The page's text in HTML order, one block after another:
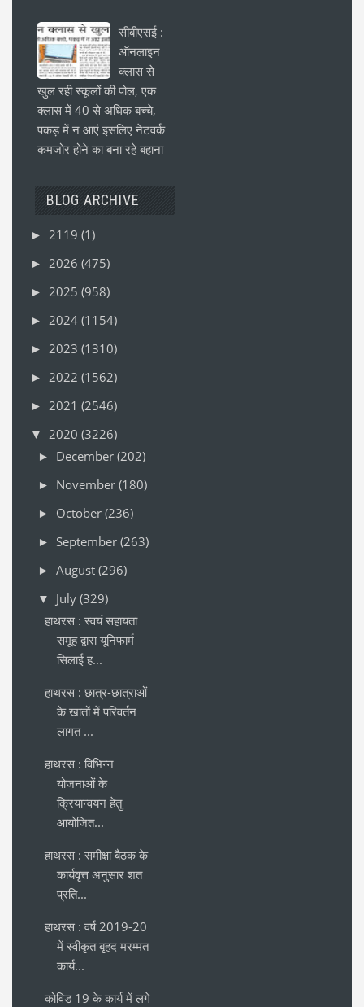
सीबीएसई :
ऑनलाइन
क्लास से
खुल रही स्कूलों की पोल, एक
क्लास में 40 से अधिक बच्चे,
पकड़ में न आएं इसलिए नेटवर्क
कमजोर होने का बना रहे बहाना
BLOG ARCHIVE
► 2119 (1)
► 2026 (475)
► 2025 (958)
► 2024 (1154)
► 2023 (1310)
► 2022 (1562)
► 2021 (2546)
▼ 2020 (3226)
► December (202)
► November (180)
► October (236)
► September (263)
► August (296)
▼ July (329)
हाथरस : स्वयं सहायता
समूह द्वारा यूनिफार्म
सिलाई ह...
हाथरस : छात्र-छात्राओं
के खातों में परिवर्तन
लागत ...
हाथरस : विभिन्न
योजनाओं के
क्रियान्वयन हेतु
आयोजित...
हाथरस : समीक्षा बैठक के
कार्यवृत्त अनुसार शत
प्रति...
हाथरस : वर्ष 2019-20
में स्वीकृत बृहद मरम्मत
कार्य...
कोविड 19 के कार्य में लगे